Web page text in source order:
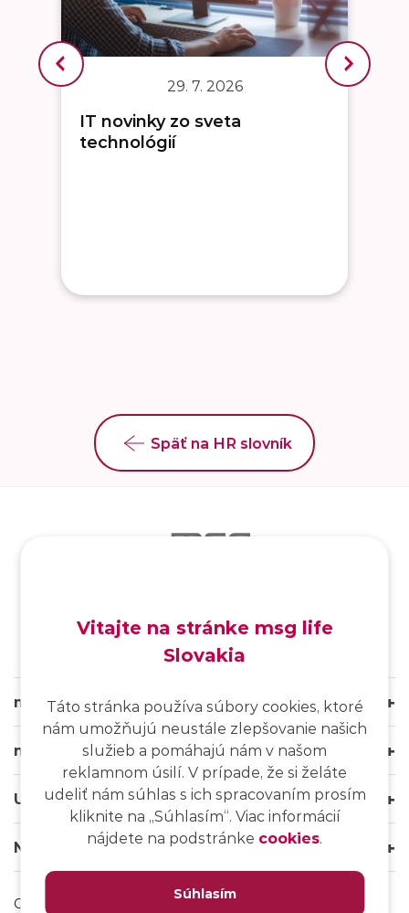
29. 7. 2026
IT novinky zo sveta
technológií
Späť na HR slovník
msg life Slovakia
msg life Group
Užitočné odkazy
Naše weby
Ochrana osobných údajov
Vitajte na stránke msg life
Slovakia
Táto stránka používa súbory cookies, ktoré
nám umožňujú neustále zlepšovanie našich
služieb a pomáhajú nám v našom
reklamnom úsilí. V prípade, že si želáte
udeliť nám súhlas s ich spracovaním prosím
kliknite na ,,Súhlasím“. Viac informácií
nájdete na podstránke cookies.
Súhlasím